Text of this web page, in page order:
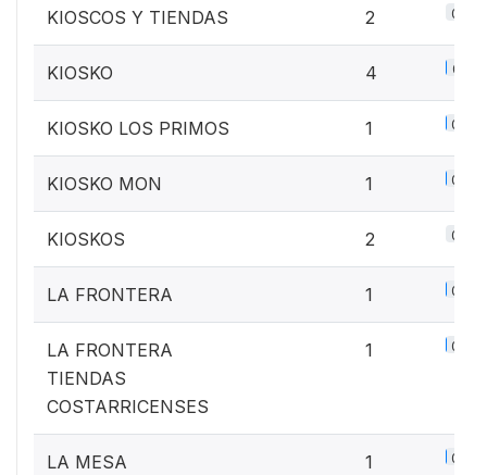
KIOSCOS Y TIENDAS 2 0.3%
KIOSKO 4 0.5%
KIOSKO LOS PRIMOS 1 0.1%
KIOSKO MON 1 0.1%
KIOSKOS 2 0.3%
LA FRONTERA 1 0.1%
LA FRONTERA
TIENDAS
COSTARRICENSES
1 0.1%
LA MESA 1 0.1%